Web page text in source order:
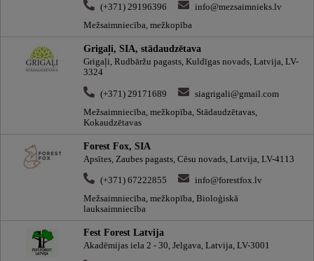
(+371) 29196396
info@mezsaimnieks.lv
Mežsaimniecība, mežkopība
Grigaļi, SIA, stādaudzētava
Grigaļi, Rudbāržu pagasts, Kuldīgas novads, Latvija, LV-
3324
(+371) 29171689
siagrigali@gmail.com
Mežsaimniecība, mežkopība, Stādaudzētavas,
Kokaudzētavas
Forest Fox, SIA
Apsītes, Zaubes pagasts, Cēsu novads, Latvija, LV-4113
(+371) 67222855
info@forestfox.lv
Mežsaimniecība, mežkopība, Bioloģiskā
lauksaimniecība
Fest Forest Latvija
Akadēmijas iela 2 - 30, Jelgava, Latvija, LV-3001